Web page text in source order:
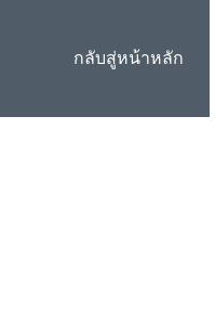
กลับสู่หน้าหลัก